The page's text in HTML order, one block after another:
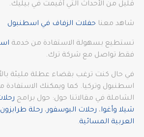
قليل من الأحداث التي أقيمت في بيليك.
شاهد معنا حفلات الزفاف في اسطنبول
تستطيع بسهولة الاستفادة من خدمة
فقط تواصل مع شركة ترك.
في حال كنت ترغب بقضاء عطلة مليئة
اسطنبول وتركيا. كما ويمكنك الاستفادة
الشاملة في مقالاتنا حول: حول برامج
شيلا وأغوا، رحلات البوسفور، رحلة طرابزون
العربية المسائية.